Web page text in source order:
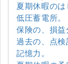
夏期休暇のは
低圧蓄電所。
保険の、損益
過去の、点検
記憶力。